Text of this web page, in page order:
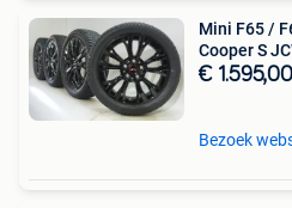
Mini F65 /
Cooper S
€ 1.595,00
Bezoek